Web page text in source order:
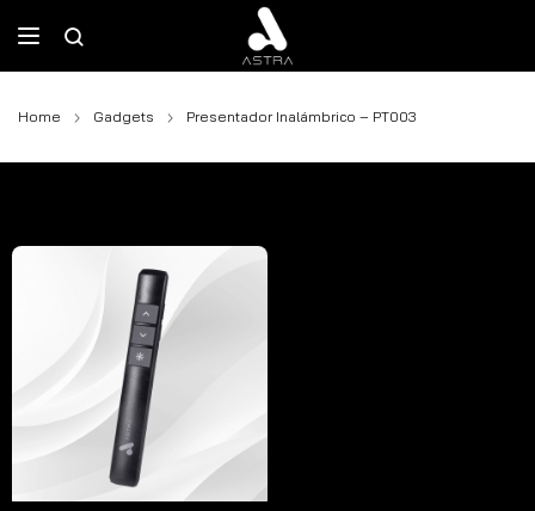
Home Gadgets Presentador Inalámbrico – PT003